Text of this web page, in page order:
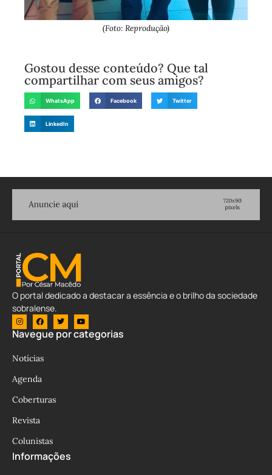
(Foto: Reprodução)
Gostou desse conteúdo? Que tal
compartilhar com seus amigos?
WhatsApp Facebook Twitter
LinkedIn
O portal dedicado a destacar a essência e o brilho da sociedade
sobralense.
Navegue por categorias
Notícias
Agenda
Coberturas
Revista
Colunistas
Informações